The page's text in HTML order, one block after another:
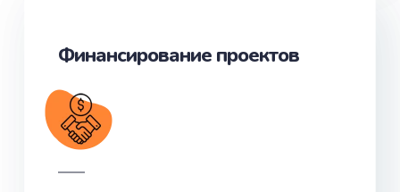
Финансирование проектов